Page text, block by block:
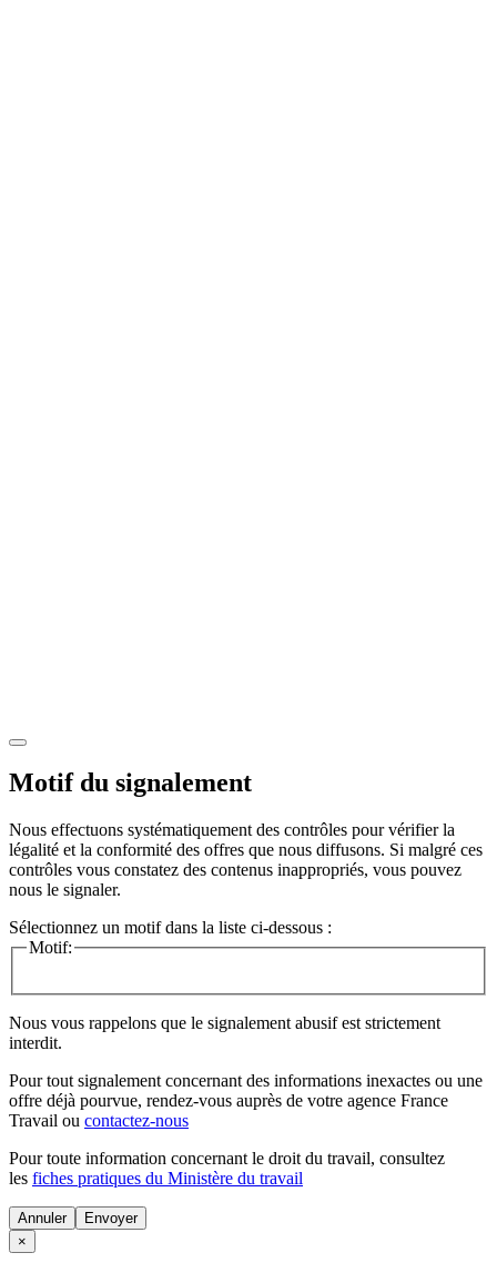
Motif du signalement
Nous effectuons systématiquement des contrôles pour vérifier la
légalité et la conformité des offres que nous diffusons. Si malgré ces
contrôles vous constatez des contenus inappropriés, vous pouvez
nous le signaler.
Sélectionnez un motif dans la liste ci-dessous :
Motif:
Nous vous rappelons que le signalement abusif est strictement
interdit.
Pour tout signalement concernant des informations inexactes ou une
offre déjà pourvue, rendez-vous auprès de votre agence France
Travail ou contactez-nous
Pour toute information concernant le droit du travail, consultez
les fiches pratiques du Ministère du travail
Annuler
×